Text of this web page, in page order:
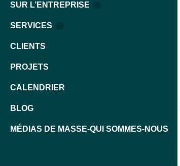
SUR L’ENTREPRISE
SERVICES
CLIENTS
PROJETS
CALENDRIER
BLOG
MÉDIAS DE MASSE-QUI SOMMES-NOUS